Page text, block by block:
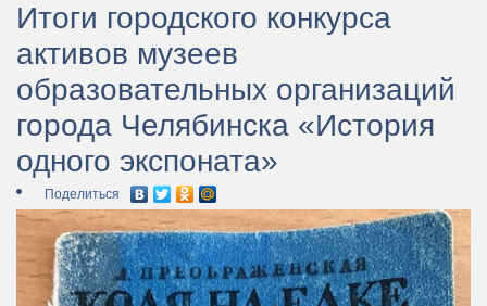
Итоги городского конкурса
активов музеев
образовательных организаций
города Челябинска «История
одного экспоната»
Поделиться